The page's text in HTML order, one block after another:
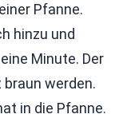
Pfanne.
hinzu und
Minute. Der
werden.
in die Pfanne.